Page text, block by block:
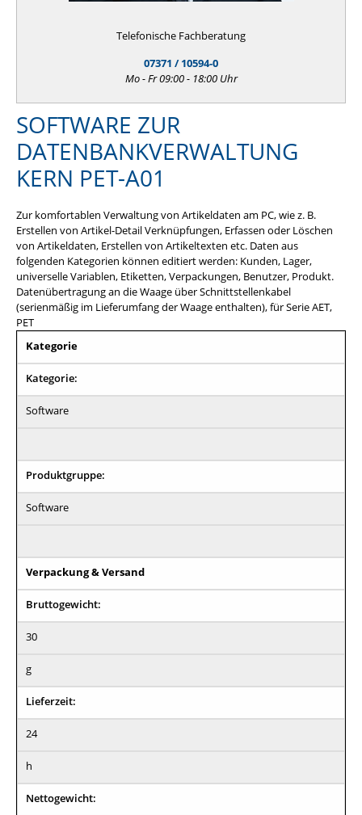
Telefonische Fachberatung
07371 / 10594-0
Mo - Fr 09:00 - 18:00 Uhr
SOFTWARE ZUR
DATENBANKVERWALTUNG
KERN PET-A01
Zur komfortablen Verwaltung von Artikeldaten am PC, wie z. B.
Erstellen von Artikel-Detail Verknüpfungen, Erfassen oder Löschen
von Artikeldaten, Erstellen von Artikeltexten etc. Daten aus
folgenden Kategorien können editiert werden: Kunden, Lager,
universelle Variablen, Etiketten, Verpackungen, Benutzer, Produkt.
Datenübertragung an die Waage über Schnittstellenkabel
(serienmäßig im Lieferumfang der Waage enthalten), für Serie AET,
PET
Kategorie
Kategorie:
Software
Produktgruppe:
Software
Verpackung & Versand
Bruttogewicht:
30
g
Lieferzeit:
24
h
Nettogewicht: